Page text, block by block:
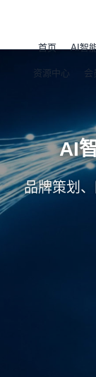
首页 AI智
资源中心 会
AI
品牌策划